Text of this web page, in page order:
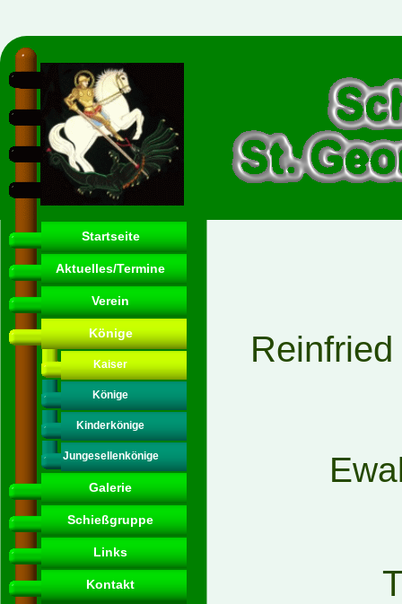
Startseite
Aktuelles/Termine
Verein
Könige
Kaiser
Könige
Kinderkönige
Jungesellenkönige
Galerie
Schießgruppe
Links
Kontakt